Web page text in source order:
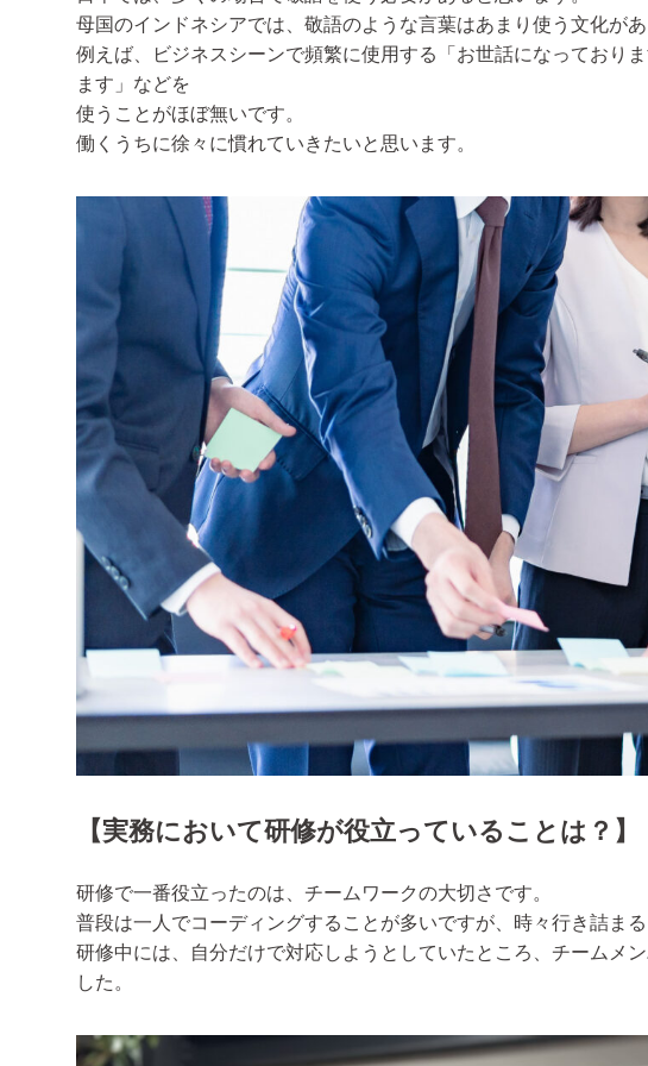
母国のインドネシアでは、敬語のような言葉はあまり使う文化があ
例えば、ビジネスシーンで頻繁に使用する「お世話になっており
ます」などを
使うことがほぼ無いです。
働くうちに徐々に慣れていきたいと思います。
【実務において研修が役立っていることは？ 】
研修で一番役立ったのは、チームワークの大切さです。
普段は一人でコーディングすることが多いですが、時々行き詰まる
研修中には、自分だけで対応しようとしていたところ、チームメ
した。